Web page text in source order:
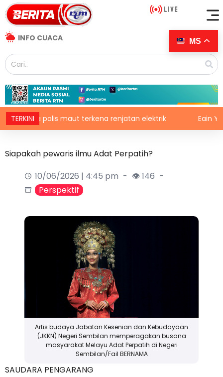
INFO CUACA
TERKINI
polis maut terkena renjatan elektrik Eain Yow tekad
Siapakah pewaris ilmu Adat Perpatih?
10/06/2026 | 4:45 pm
👁 146
Perspektif
Artis budaya Jabatan Kesenian dan Kebudayaan
(JKKN) Negeri Sembilan memperagakan busana
masyarakat Melayu Adat Perpatih di Negeri
Sembilan/Fail BERNAMA
SAUDARA PENGARANG
MS